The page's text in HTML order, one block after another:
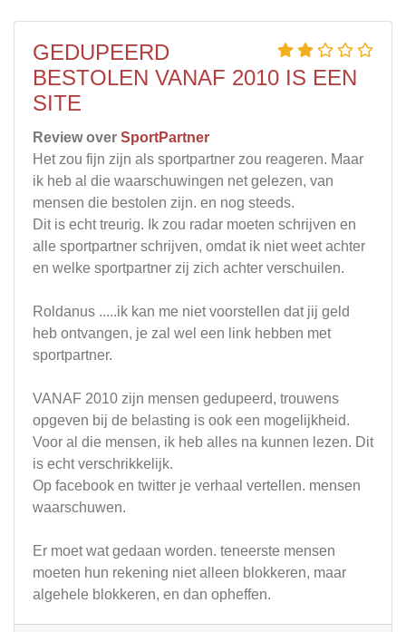
GEDUPEERD
BESTOLEN VANAF 2010 IS EEN
SITE
Review over SportPartner
Het zou fijn zijn als sportpartner zou reageren. Maar
ik heb al die waarschuwingen net gelezen, van
mensen die bestolen zijn. en nog steeds.
Dit is echt treurig. Ik zou radar moeten schrijven en
alle sportpartner schrijven, omdat ik niet weet achter
en welke sportpartner zij zich achter verschuilen.
Roldanus .....ik kan me niet voorstellen dat jij geld
heb ontvangen, je zal wel een link hebben met
sportpartner.
VANAF 2010 zijn mensen gedupeerd, trouwens
opgeven bij de belasting is ook een mogelijkheid.
Voor al die mensen, ik heb alles na kunnen lezen. Dit
is echt verschrikkelijk.
Op facebook en twitter je verhaal vertellen. mensen
waarschuwen.
Er moet wat gedaan worden. teneerste mensen
moeten hun rekening niet alleen blokkeren, maar
algehele blokkeren, en dan opheffen.